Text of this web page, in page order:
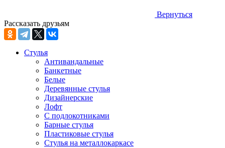
Вернуться
Рассказать друзьям
Стулья
Антивандальные
Банкетные
Белые
Деревянные стулья
Дизайнерские
Лофт
С подлокотниками
Барные стулья
Пластиковые стулья
Стулья на металлокаркасе